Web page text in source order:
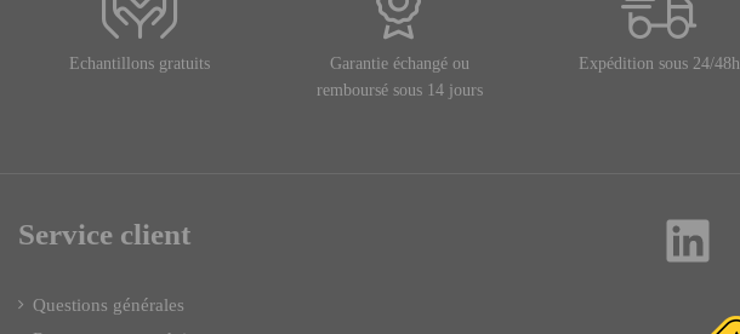
Echantillons gratuits
Garantie échangé ou
remboursé sous 14 jours
Expédition sous 24/48h
Service client
Questions générales